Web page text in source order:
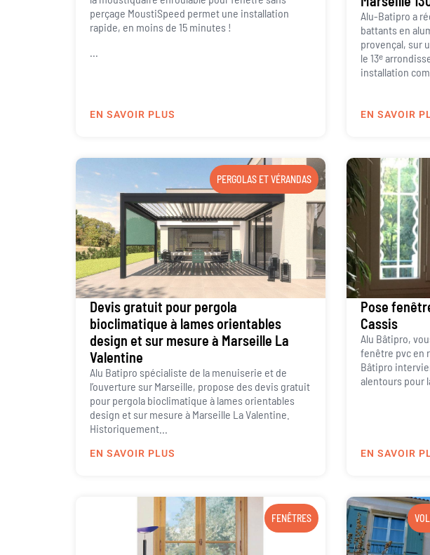
perçage MoustiSpeed permet une installation
rapide, en moins de 15 minutes !
EN SAVOIR PLUS
Alu-Batipro a
battants en
provençal, sur
le 13ᵉ
installation
EN SAVOIR
PERGOLAS ET VÉRANDAS
Devis gratuit pour pergola
bioclimatique à lames orientables
design et sur mesure à Marseille La
Valentine
Alu Batipro spécialiste de la menuiserie et de
l’ouverture sur Marseille, propose des devis gratuit
pour pergola bioclimatique à lames orientables
design et sur mesure à Marseille La Valentine.
Historiquement...
EN SAVOIR PLUS
Pose
Cassis
Alu Bâtipro,
fenêtre pvc en
Bâtipro
alentours pour
EN SAVOIR
FENÊTRES